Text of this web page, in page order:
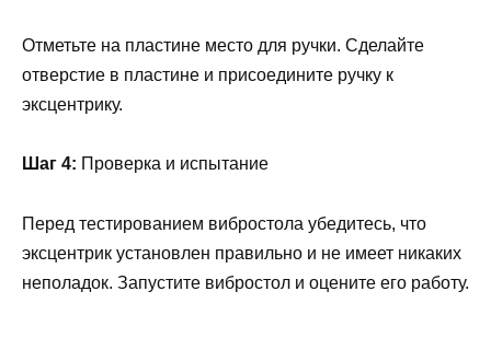
Отметьте на пластине место для ручки. Сделайте
отверстие в пластине и присоедините ручку к
эксцентрику.
Шаг 4: Проверка и испытание
Перед тестированием вибростола убедитесь, что
эксцентрик установлен правильно и не имеет никаких
неполадок. Запустите вибростол и оцените его работу.